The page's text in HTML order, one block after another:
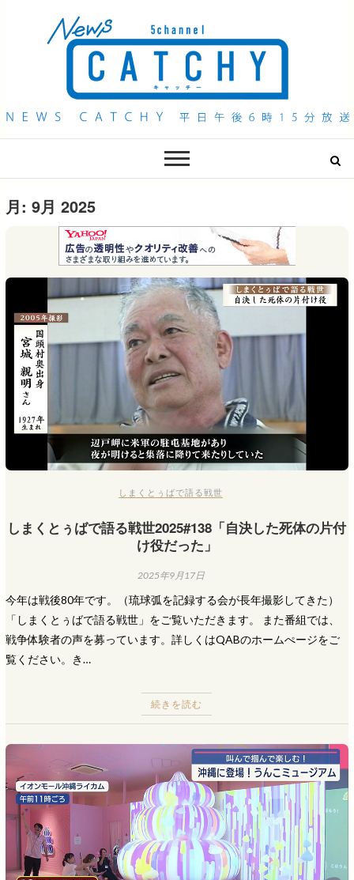
QAB NEWS Headline
月: 9月 2025
しまくとぅばで語る戦世
しまくとぅばで語る戦世2025#138「自決した死体の片付
け役だった」
2025年9月17日
今年は戦後80年です。（琉球弧を記録する会が長年撮影してきた）
「しまくとぅばで語る戦世」をご覧いただきます。 また番組では、
戦争体験者の声を募っています。詳しくはQABのホームぺージをご
覧ください。き…
続きを読む